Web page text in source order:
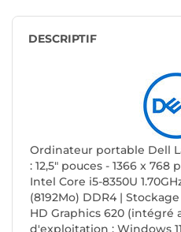
DESCRIPTIF
Ordinateur portable Dell
: 12,5" pouces - 1366 x 768
Intel Core i5-8350U
(8192Mo) DDR4 |
HD Graphics 620 (intégré
d'exploitation : Windows